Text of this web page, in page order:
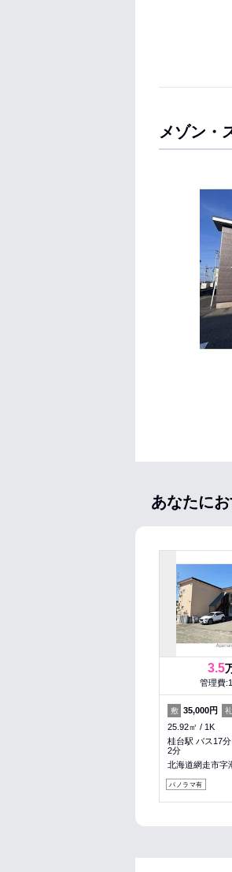
メゾン・
あなたに
3.5
管理費
敷 35,000円 礼
25.92㎡
1K
桂台駅 バス17
2分
北海道網走市字
パノラマ有